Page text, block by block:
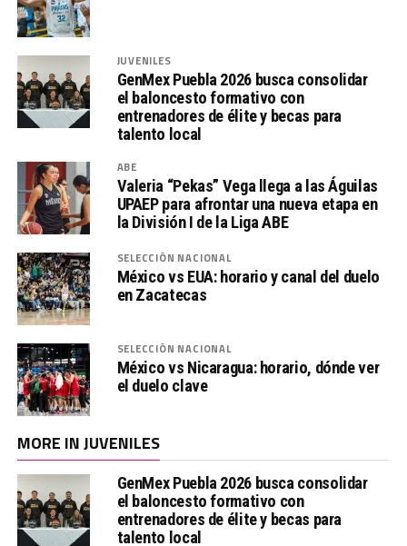
JUVENILES
GenMex Puebla 2026 busca consolidar
el baloncesto formativo con
entrenadores de élite y becas para
talento local
ABE
Valeria “Pekas” Vega llega a las Águilas
UPAEP para afrontar una nueva etapa en
la División I de la Liga ABE
SELECCIÓN NACIONAL
México vs EUA: horario y canal del duelo
en Zacatecas
SELECCIÓN NACIONAL
México vs Nicaragua: horario, dónde ver
el duelo clave
MORE IN JUVENILES
GenMex Puebla 2026 busca consolidar
el baloncesto formativo con
entrenadores de élite y becas para
talento local